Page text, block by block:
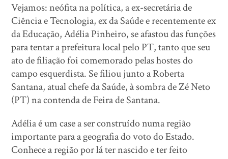
Vejamos: neófita na política, a ex-secretária de
Ciência e Tecnologia, ex da Saúde e recentemente ex
da Educação, Adélia Pinheiro, se afastou das funções
para tentar a prefeitura local pelo PT, tanto que seu
ato de filiação foi comemorado pelas hostes do
campo esquerdista. Se filiou junto a Roberta
Santana, atual chefe da Saúde, à sombra de Zé Neto
(PT) na contenda de Feira de Santana.
Adélia é um case a ser construído numa região
importante para a geografia do voto do Estado.
Conhece a região por lá ter nascido e ter feito